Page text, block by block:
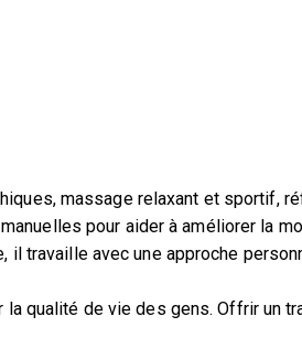
massage relaxant et sportif,
pour aider à améliorer la
travaille avec une approche
qualité de vie des gens. Offrir un